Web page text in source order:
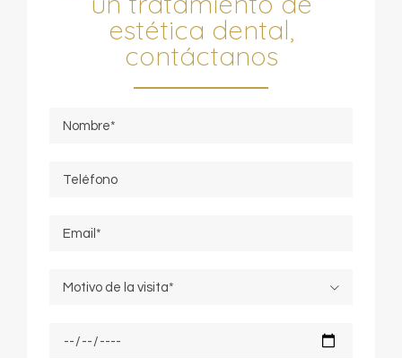
estética dental,
contáctanos
